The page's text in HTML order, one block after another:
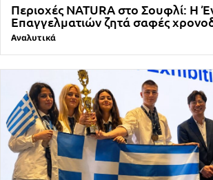
Περιοχές NATURA στο Σουφλί: Η
Επαγγελματιών ζητά σαφές
Αναλυτικά